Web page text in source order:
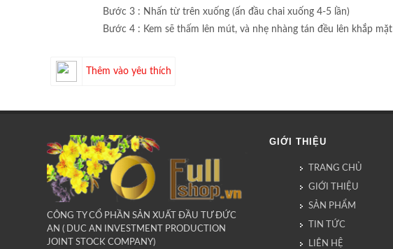
Bước 3 : Nhấn từ trên xuống (ấn đầu chai xuống 4-5 lần)
Bước 4 : Kem sẽ thấm lên mút, và nhẹ nhàng tán đều lên khắp mặt
Thêm vào yêu thích
CÔNG TY CỔ PHẦN SẢN XUẤT ĐẦU TƯ ĐỨC
AN ( DUC AN INVESTMENT PRODUCTION
JOINT STOCK COMPANY)
GIỚI THIỆU
TRANG CHỦ
GIỚI THIỆU
SẢN PHẨM
TIN TỨC
LIÊN HỆ